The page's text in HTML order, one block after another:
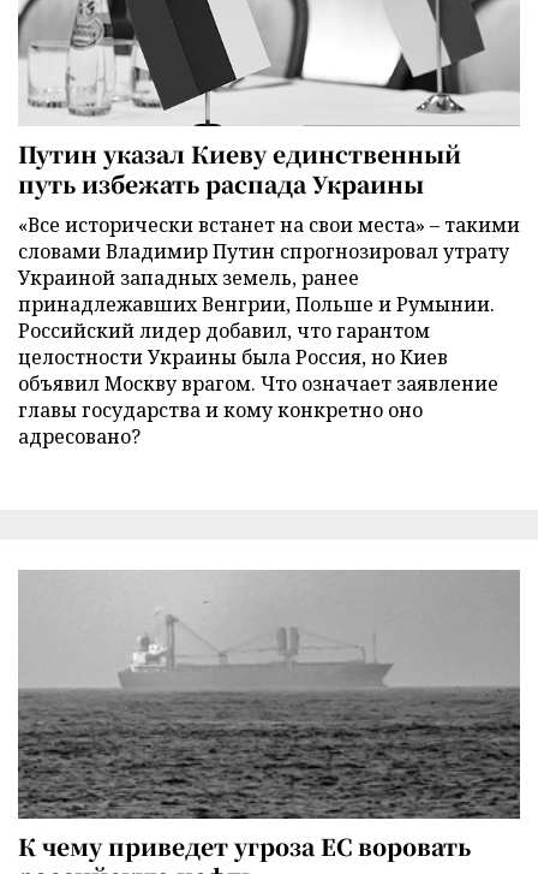
Путин указал Киеву единственный
путь избежать распада Украины
«Все исторически встанет на свои места» – такими
словами Владимир Путин спрогнозировал утрату
Украиной западных земель, ранее
принадлежавших Венгрии, Польше и Румынии.
Российский лидер добавил, что гарантом
целостности Украины была Россия, но Киев
объявил Москву врагом. Что означает заявление
главы государства и кому конкретно оно
адресовано?
К чему приведет угроза ЕС воровать